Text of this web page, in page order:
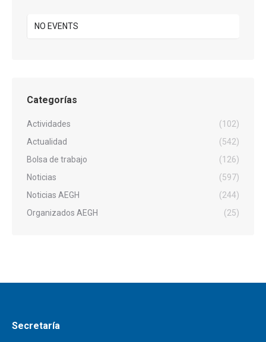
NO EVENTS
Categorías
Actividades
(102)
Actualidad
(542)
Bolsa de trabajo
(126)
Noticias
(597)
Noticias AEGH
(244)
Organizados AEGH
(25)
Secretaría